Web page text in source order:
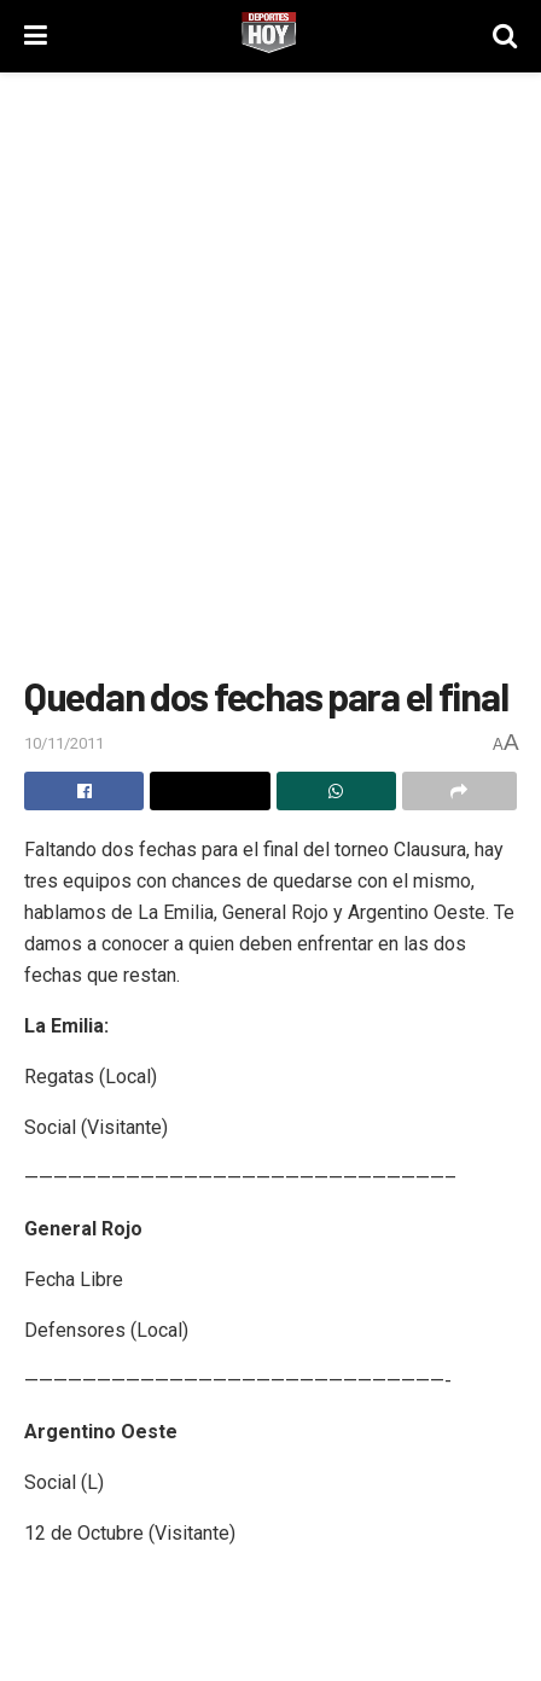
Quedan dos fechas para el final
10/11/2011 AA
Faltando dos fechas para el final del torneo Clausura, hay
tres equipos con chances de quedarse con el mismo,
hablamos de La Emilia, General Rojo y Argentino Oeste. Te
damos a conocer a quien deben enfrentar en las dos
fechas que restan.
La Emilia:
Regatas (Local)
Social (Visitante)
—————————————————————————————–
General Rojo
Fecha Libre
Defensores (Local)
—————————————————————————————-
Argentino Oeste
Social (L)
12 de Octubre (Visitante)